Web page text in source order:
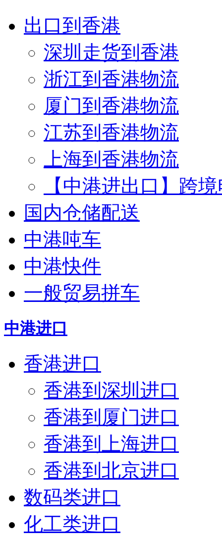
出口到香港
深圳走货到香港
浙江到香港物流
厦门到香港物流
江苏到香港物流
上海到香港物流
【中港进出口】跨
国内仓储配送
中港吨车
中港快件
一般贸易拼车
中港进口
香港进口
香港到深圳进口
香港到厦门进口
香港到上海进口
香港到北京进口
数码类进口
化工类进口